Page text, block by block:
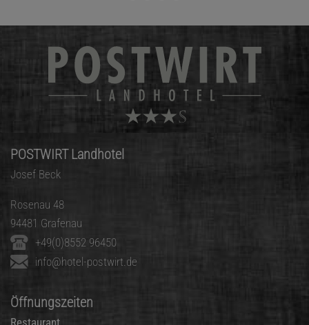
POSTWIRT Landhotel
Josef Beck
Rosenau 48
94481 Grafenau
+49(0)8552 96450
info@hotel-postwirt.de
Öffnungszeiten